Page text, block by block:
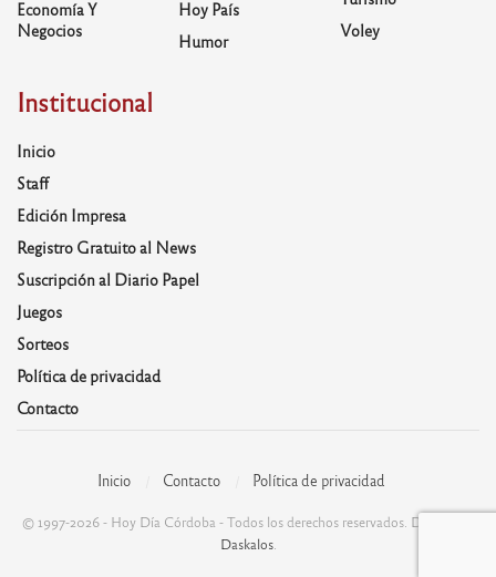
Economía Y
Negocios
Hoy País
Humor
Voley
Institucional
Inicio
Staff
Edición Impresa
Registro Gratuito al News
Suscripción al Diario Papel
Juegos
Sorteos
Política de privacidad
Contacto
Inicio Contacto Política de privacidad
© 1997-2026 - Hoy Día Córdoba - Todos los derechos reservados. Desarrolla:
Daskalos.